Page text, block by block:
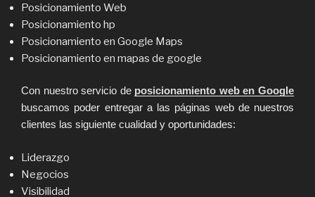
Posicionamiento Web
Posicionamiento hp
Posicionamiento en Google Maps
Posicionamiento en mapas de google
Con nuestro servicio de posicionamiento web en Google
buscamos poder entregar a las páginas web de nuestros
clientes las siguiente cualidad y oportunidades:
Liderazgo
Negocios
Visibilidad